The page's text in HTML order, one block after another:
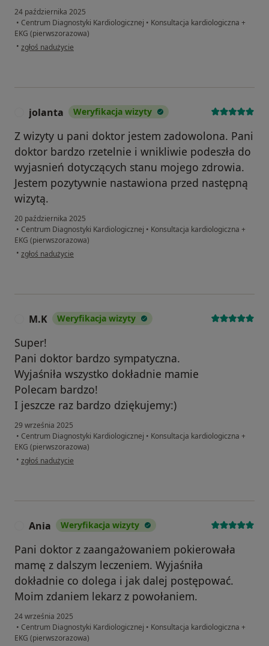
24 października 2025
• Centrum Diagnostyki Kardiologicznej • Konsultacja kardiologiczna +
EKG (pierwszorazowa)
• w opinii użytkownika Konrad
zgłoś nadużycie
jolanta Weryfikacja wizyty
Z wizyty u pani doktor jestem zadowolona. Pani
doktor bardzo rzetelnie i wnikliwie podeszła do
wyjasnień dotyczących stanu mojego zdrowia.
Jestem pozytywnie nastawiona przed następną
wizytą.
20 października 2025
• Centrum Diagnostyki Kardiologicznej • Konsultacja kardiologiczna +
EKG (pierwszorazowa)
• w opinii użytkownika jolanta
zgłoś nadużycie
M.K Weryfikacja wizyty
Super!
Pani doktor bardzo sympatyczna.
Wyjaśniła wszystko dokładnie mamie
Polecam bardzo!
I jeszcze raz bardzo dziękujemy:)
29 września 2025
• Centrum Diagnostyki Kardiologicznej • Konsultacja kardiologiczna +
EKG (pierwszorazowa)
• w opinii użytkownika M.K
zgłoś nadużycie
Ania Weryfikacja wizyty
Pani doktor z zaangażowaniem pokierowała
mamę z dalszym leczeniem. Wyjaśniła
dokładnie co dolega i jak dalej postępować.
Moim zdaniem lekarz z powołaniem.
24 września 2025
• Centrum Diagnostyki Kardiologicznej • Konsultacja kardiologiczna +
EKG (pierwszorazowa)